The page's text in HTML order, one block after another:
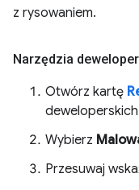
z rysowaniem.
Narzędzia
Otwórz kartę
Wybierz
Przesuwaj